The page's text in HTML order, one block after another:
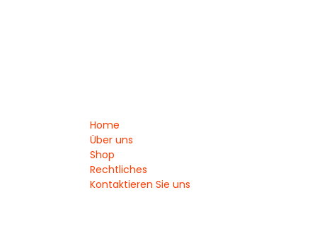
Home
Über uns
Shop
Rechtliches
Kontaktieren Sie uns